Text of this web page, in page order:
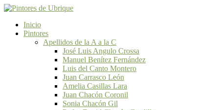
Inicio
Pintores
Apellidos de la A a la C
José Luis Angulo Crossa
Manuel Benítez Fernández
Luis del Canto Montero
Juan Carrasco León
Amelia Casillas Lara
Juan Chacón Coronil
Sonia Chacón Gil